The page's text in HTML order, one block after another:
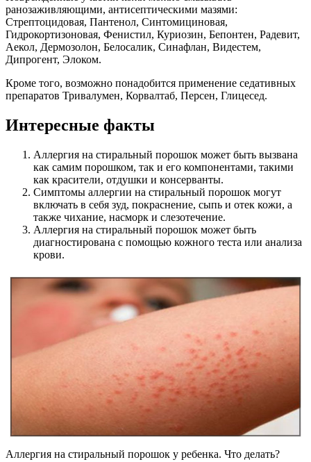
ранозаживляющими, антисептическими мазями:
Стрептоцидовая, Пантенол, Синтомициновая,
Гидрокортизоновая, Фенистил, Куриозин, Бепонтен, Радевит,
Аекол, Дермозолон, Белосалик, Синафлан, Видестем,
Дипрогент, Элоком.
Кроме того, возможно понадобится применение седативных
препаратов Тривалумен, Корвалтаб, Персен, Глицесед.
Интересные факты
Аллергия на стиральный порошок может быть вызвана
как самим порошком, так и его компонентами, такими
как красители, отдушки и консерванты.
Симптомы аллергии на стиральный порошок могут
включать в себя зуд, покраснение, сыпь и отек кожи, а
также чихание, насморк и слезотечение.
Аллергия на стиральный порошок может быть
диагностирована с помощью кожного теста или анализа
крови.
Аллергия на стиральный порошок у ребенка. Что делать?